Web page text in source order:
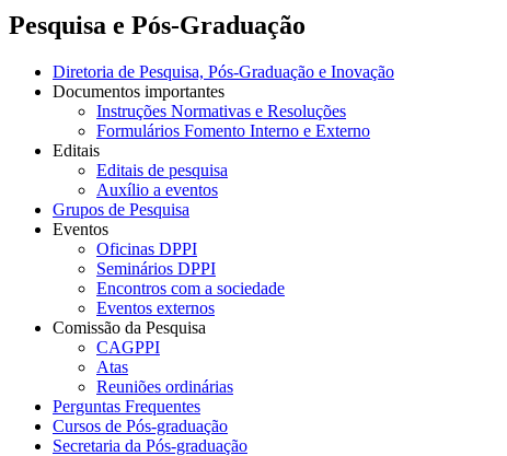
Pesquisa e Pós-Graduação
Diretoria de Pesquisa, Pós-Graduação e Inovação
Documentos importantes
Instruções Normativas e Resoluções
Formulários Fomento Interno e Externo
Editais
Editais de pesquisa
Auxílio a eventos
Grupos de Pesquisa
Eventos
Oficinas DPPI
Seminários DPPI
Encontros com a sociedade
Eventos externos
Comissão da Pesquisa
CAGPPI
Atas
Reuniões ordinárias
Perguntas Frequentes
Cursos de Pós-graduação
Secretaria da Pós-graduação